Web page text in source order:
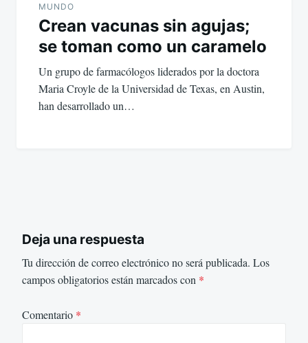
MUNDO
Crean vacunas sin agujas;
se toman como un caramelo
Un grupo de farmacólogos liderados por la doctora
Maria Croyle de la Universidad de Texas, en Austin,
han desarrollado un…
Deja una respuesta
Tu dirección de correo electrónico no será publicada. Los
campos obligatorios están marcados con *
Comentario *